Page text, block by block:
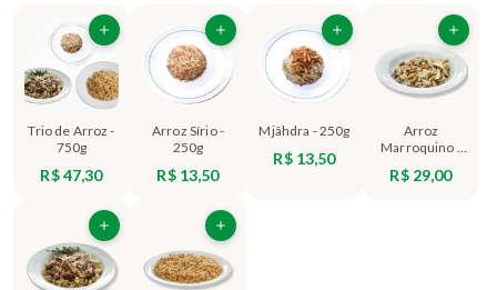
Trio de Arroz -
750g
R$ 47,30
Arroz Sírio -
250g
R$ 13,50
Mjâhdra - 250g
R$ 13,50
Arroz
Marroquino -
250g
R$ 29,00